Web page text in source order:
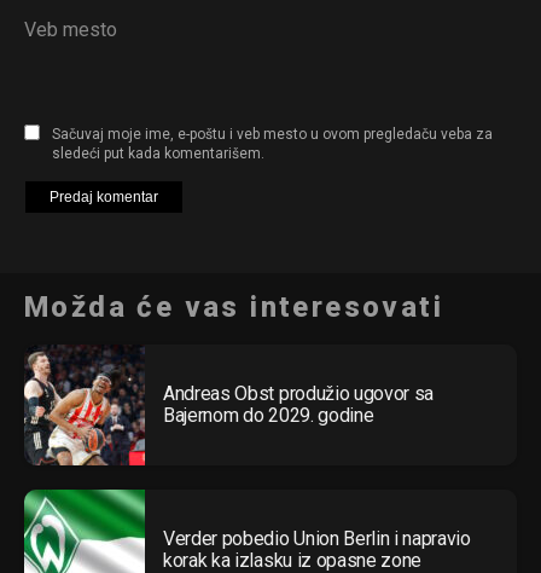
Veb mesto
Sačuvaj moje ime, e-poštu i veb mesto u ovom pregledaču veba za
sledeći put kada komentarišem.
Možda će vas interesovati
Andreas Obst produžio ugovor sa
Bajernom do 2029. godine
Verder pobedio Union Berlin i napravio
korak ka izlasku iz opasne zone